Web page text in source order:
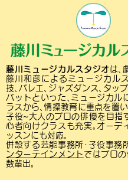
藤川ミュージカルスタジオは､
藤川和彦によるミュージカル
技､バレエ､ジャズダンス､タッ
バットといった､ミュージカル
ラスから､情操教育に重点を置
子役~大人のプロの俳優を目指
心者向けクラスも充実｡オーデ
ッスンにも対応｡
併設する芸能事務所･子役事務
ンターテインメント ではプロ
数輩出｡